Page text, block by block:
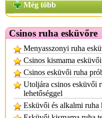
Még több
Csinos ruha esküvőre
Menyasszonyi ruha
Csinos kismama
Csinos esküvői ruha
Utoljára csinos esküvői
lehetőséggel
Esküvői és alkalmi ruha